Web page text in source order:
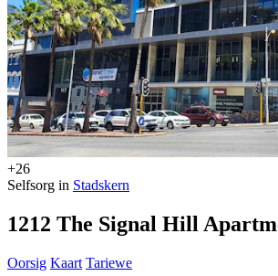
+26
Selfsorg in Stadskern
1212 The Signal Hill
Oorsig Kaart Tariewe